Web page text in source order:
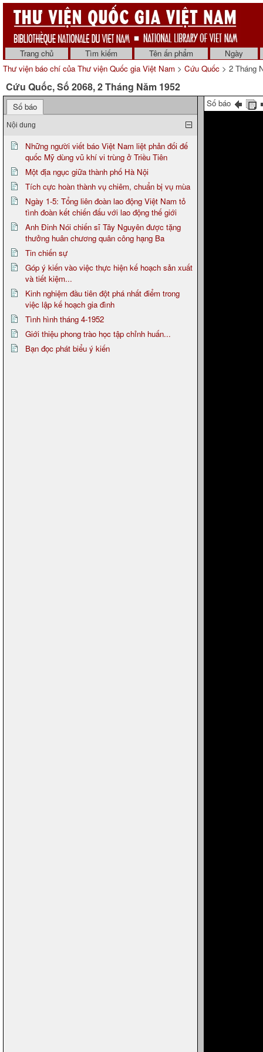
Trang chủ Tìm kiếm Tên ấn phẩm
Ngày
Thư viện báo chí của Thư viện Quốc gia Việt Nam > Cứu Quốc > 2 Tháng
Cứu Quốc, Số 2068, 2 Tháng Năm 1952
Số báo
Nội dung
Những người viết báo Việt Nam liệt phản đối đế
quốc Mỹ dùng vũ khí vi trùng ở Triều Tiên
Một địa ngục giữa thành phố Hà Nội
Tích cực hoàn thành vụ chiêm, chuẩn bị vụ mùa
Ngày 1-5: Tổng liên đoàn lao động Việt Nam tỏ
tình đoàn kết chiến đấu với lao động thế giới
Anh Đinh Nói chiến sĩ Tây Nguyên được tặng
thưởng huân chương quân công hạng Ba
Tin chiến sự
Góp ý kiến vào việc thực hiện kế hoạch sản xuất
và tiết kiệm...
Kinh nghiệm đầu tiên đột phá nhất điểm trong
việc lập kế hoạch gia đình
Tình hình tháng 4-1952
Giới thiệu phong trào học tập chỉnh huấn...
Bạn đọc phát biểu ý kiến
Số báo